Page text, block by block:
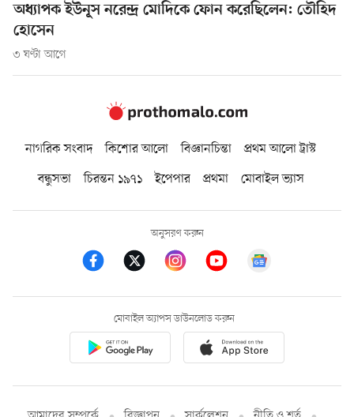
অধ্যাপক ইউনূস নরেন্দ্র মোদিকে ফোন করেছিলেন: তৌহিদ
হোসেন
৩ ঘণ্টা আগে
নাগরিক সংবাদ কিশোর আলো বিজ্ঞানচিন্তা
প্রথম আলো ট্রাস্ট
বন্ধুসভা
চিরন্তন ১৯৭১ ইপেপার প্রথমা মোবাইল ভ্যাস
অনুসরণ করুন
মোবাইল অ্যাপস ডাউনলোড করুন